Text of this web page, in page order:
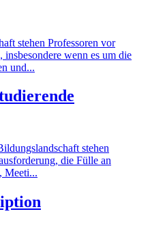
stehen Professoren vor
wenn es um die
und...
stehen
die Fülle an
Meeti...